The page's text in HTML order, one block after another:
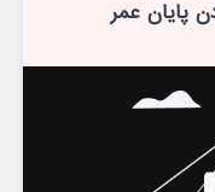
پایان عمر